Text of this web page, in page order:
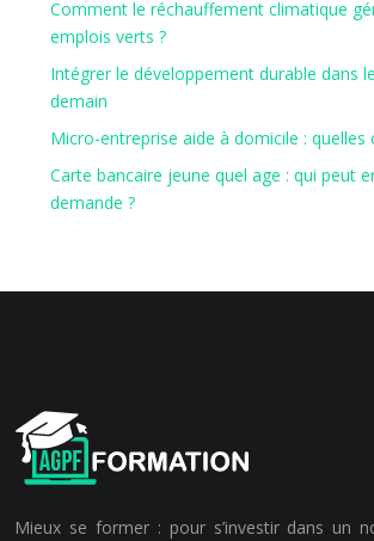
Comment le réchauffement climatique
emplois verts ?
Intégrer le développement durable dans
demain
Micro-entreprise aide à domicile : quelles
Carte bancaire jeune quel age : qui peut
demande ?
Mieux se former : pour s’investir dans un